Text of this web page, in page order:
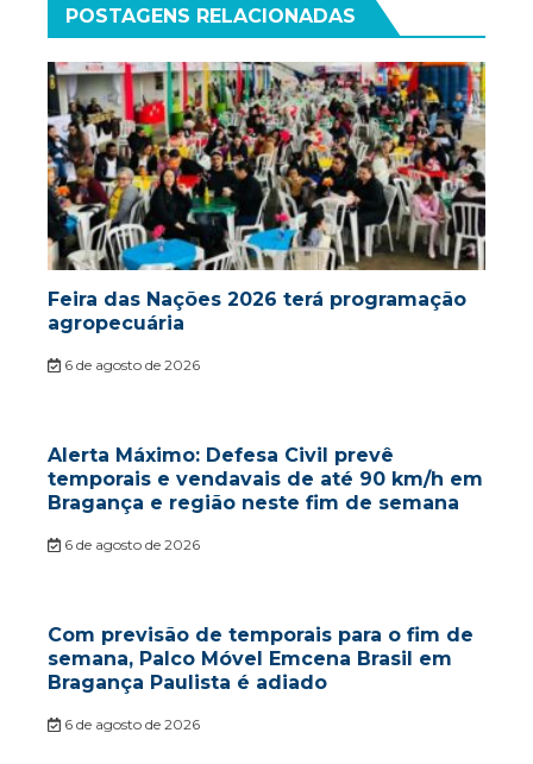
POSTAGENS RELACIONADAS
Feira das Nações 2026 terá programação
agropecuária
6 de agosto de 2026
Alerta Máximo: Defesa Civil prevê
temporais e vendavais de até 90 km/h em
Bragança e região neste fim de semana
6 de agosto de 2026
Com previsão de temporais para o fim de
semana, Palco Móvel Emcena Brasil em
Bragança Paulista é adiado
6 de agosto de 2026